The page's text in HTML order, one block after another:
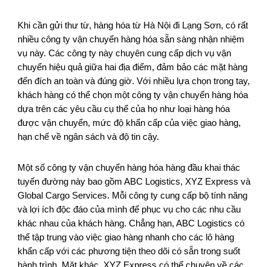
Khi cần gửi thư từ, hàng hóa từ Hà Nội đi Lạng Sơn, có rất
nhiều công ty vận chuyển hàng hóa sẵn sàng nhận nhiệm
vụ này. Các công ty này chuyên cung cấp dịch vụ vận
chuyển hiệu quả giữa hai địa điểm, đảm bảo các mặt hàng
đến đích an toàn và đúng giờ. Với nhiều lựa chọn trong tay,
khách hàng có thể chọn một công ty vận chuyển hàng hóa
dựa trên các yêu cầu cụ thể của họ như loại hàng hóa
được vận chuyển, mức độ khẩn cấp của việc giao hàng,
hạn chế về ngân sách và độ tin cậy.
Một số công ty vận chuyển hàng hóa hàng đầu khai thác
tuyến đường này bao gồm ABC Logistics, XYZ Express và
Global Cargo Services. Mỗi công ty cung cấp bộ tính năng
và lợi ích độc đáo của mình để phục vụ cho các nhu cầu
khác nhau của khách hàng. Chẳng hạn, ABC Logistics có
thể tập trung vào việc giao hàng nhanh cho các lô hàng
khẩn cấp với các phương tiện theo dõi có sẵn trong suốt